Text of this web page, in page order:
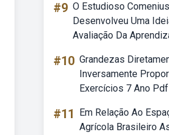
#9 O Estudioso Comenius
Desenvolveu Uma
Avaliação Da
#10 Grandezas
Inversamente
Exercícios 7 Ano Pdf
#11
Em Relação Ao
Agrícola Brasileiro